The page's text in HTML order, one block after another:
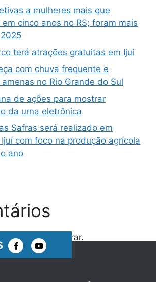
a mulheres mais que
cinco anos no RS; foram mais
terá atrações gratuitas em Ijuí
com chuva frequente e
no Rio Grande do Sul
de ações para mostrar
da urna eletrônica
Safras será realizado em
com foco na produção agrícola
ano
para mostrar.